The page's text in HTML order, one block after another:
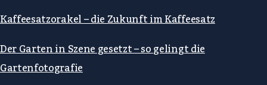
Kaffeesatzorakel – die Zukunft im Kaffeesatz
Der Garten in Szene gesetzt – so gelingt die
Gartenfotografie